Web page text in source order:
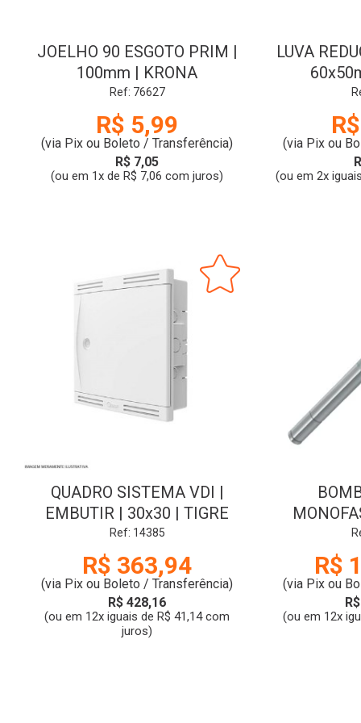
JOELHO 90 ESGOTO PRIM |
100mm | KRONA
Ref: 76627
R$ 5,99
(via Pix ou Boleto / Transferência)
R$ 7,05
(ou em 1x de R$ 7,06 com juros)
LUVA
(via Pix ou
(ou em 2x
QUADRO SISTEMA VDI |
EMBUTIR | 30x30 | TIGRE
Ref: 14385
R$ 363,94
(via Pix ou Boleto / Transferência)
R$ 428,16
(ou em 12x iguais de R$ 41,14 com
juros)
CONJ
3TSM2-
R$
(via Pix ou
(ou em 12x